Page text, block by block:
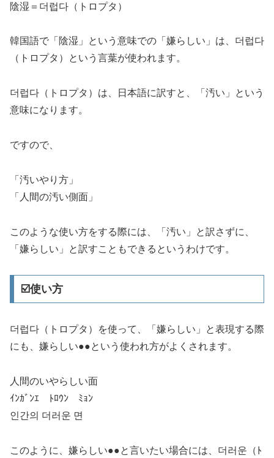
陰湿＝더럽다（トロプタ）
韓国語で「陰湿」という意味での「嫌らしい」は、더럽다
（トロプタ）という言葉が使われます。
더럽다（トロプタ）は、日本語に訳すと、「汚い」という
意味になります。
ですので、
「汚いやり方」
「人間の汚い側面」
このような使い方をする際には、「汚い」と訳さずに、
「嫌らしい」と訳すこともできるというわけです。
☑️使い方
더럽다（トロプタ）を使って、「嫌らしい」と表現する際
にも、嫌らしい●●という使われ方がよくされます。
人間のいやらしい面
ｲﾝｶﾞﾝｴ ﾄﾛｳﾝ ﾐｮﾝ
인간의 더러운 면
このように、嫌らしい●●と言いたい場合には、 더러운（ﾄ